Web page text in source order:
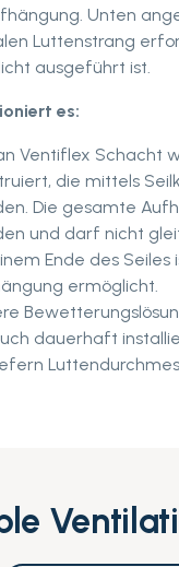
Unten
Luttenstrang
ausgeführt ist.
es:
Ventiflex Schacht
die mittels
Die gesamte
und darf nicht
Ende des
ermöglicht.
dauerhaft